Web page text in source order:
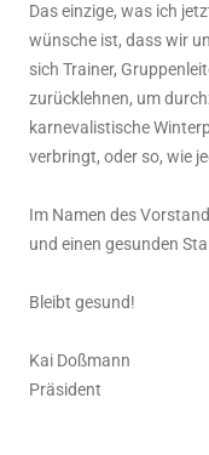
Das einzige, was ich
wünsche ist, dass wir
sich Trainer,
zurücklehnen, um
karnevalistische
verbringt, oder so, wie
Im Namen des
und einen gesunden
Bleibt gesund!
Kai Doßmann
Präsident